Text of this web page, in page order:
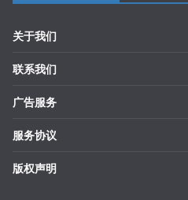
关于我们
联系我们
广告服务
服务协议
版权声明